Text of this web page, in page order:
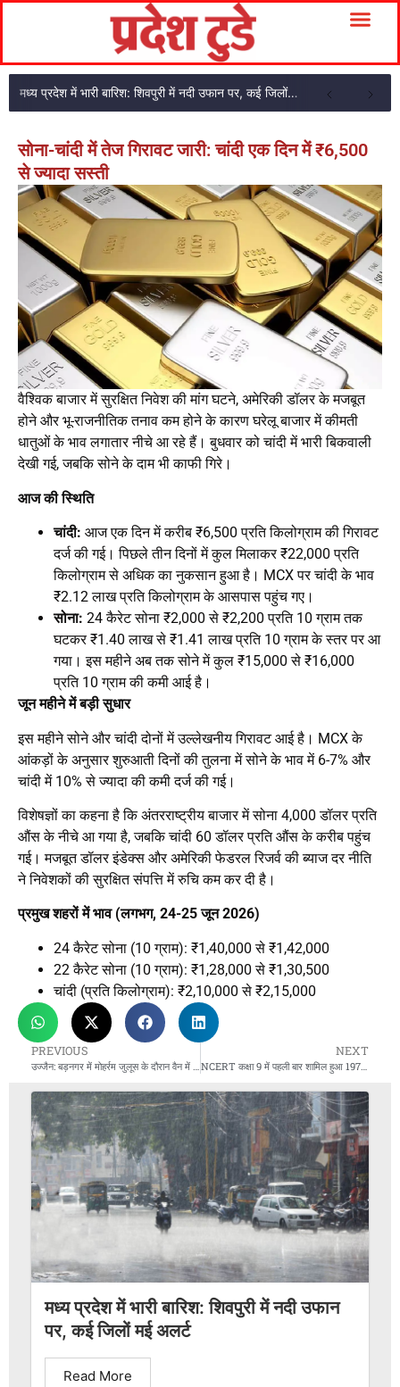
मध्य प्रदेश में भारी बारिश: शिवपुरी में नदी उफान पर, कई जिलों मई अलर्ट
सोना-चांदी में तेज गिरावट जारी: चांदी एक दिन में ₹6,500
से ज्यादा सस्ती
वैश्विक बाजार में सुरक्षित निवेश की मांग घटने, अमेरिकी डॉलर के मजबूत
होने और भू-राजनीतिक तनाव कम होने के कारण घरेलू बाजार में कीमती
धातुओं के भाव लगातार नीचे आ रहे हैं। बुधवार को चांदी में भारी बिकवाली
देखी गई, जबकि सोने के दाम भी काफी गिरे।
आज की स्थिति
चांदी: आज एक दिन में करीब ₹6,500 प्रति किलोग्राम की गिरावट
दर्ज की गई। पिछले तीन दिनों में कुल मिलाकर ₹22,000 प्रति
किलोग्राम से अधिक का नुकसान हुआ है। MCX पर चांदी के भाव
₹2.12 लाख प्रति किलोग्राम के आसपास पहुंच गए।
सोना: 24 कैरेट सोना ₹2,000 से ₹2,200 प्रति 10 ग्राम तक
घटकर ₹1.40 लाख से ₹1.41 लाख प्रति 10 ग्राम के स्तर पर आ
गया। इस महीने अब तक सोने में कुल ₹15,000 से ₹16,000
प्रति 10 ग्राम की कमी आई है।
जून महीने में बड़ी सुधार
इस महीने सोने और चांदी दोनों में उल्लेखनीय गिरावट आई है। MCX के
आंकड़ों के अनुसार शुरुआती दिनों की तुलना में सोने के भाव में 6-7% और
चांदी में 10% से ज्यादा की कमी दर्ज की गई।
विशेषज्ञों का कहना है कि अंतरराष्ट्रीय बाजार में सोना 4,000 डॉलर प्रति
औंस के नीचे आ गया है, जबकि चांदी 60 डॉलर प्रति औंस के करीब पहुंच
गई। मजबूत डॉलर इंडेक्स और अमेरिकी फेडरल रिजर्व की ब्याज दर नीति
ने निवेशकों की सुरक्षित संपत्ति में रुचि कम कर दी है।
प्रमुख शहरों में भाव (लगभग, 24-25 जून 2026)
24 कैरेट सोना (10 ग्राम): ₹1,40,000 से ₹1,42,000
22 कैरेट सोना (10 ग्राम): ₹1,28,000 से ₹1,30,500
चांदी (प्रति किलोग्राम): ₹2,10,000 से ₹2,15,000
PREVIOUS NEXT
NCERT कक्षा 9 में पहली बार शामिल हुआ 1975-77 आपातकाल
मध्य प्रदेश में भारी बारिश: शिवपुरी में नदी उफान
पर, कई जिलों मई अलर्ट
Read More